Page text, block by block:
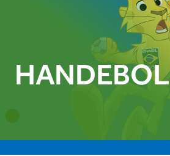
HANDEBOL